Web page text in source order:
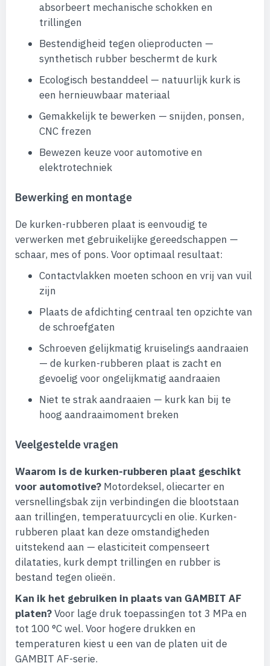
absorbeert mechanische schokken en
trillingen
Bestendigheid tegen olieproducten —
synthetisch rubber beschermt de kurk
Ecologisch bestanddeel — natuurlijk kurk is
een hernieuwbaar materiaal
Gemakkelijk te bewerken — snijden, ponsen,
CNC frezen
Bewezen keuze voor automotive en
elektrotechniek
Bewerking en montage
De kurken-rubberen plaat is eenvoudig te
verwerken met gebruikelijke gereedschappen —
schaar, mes of pons. Voor optimaal resultaat:
Contactvlakken moeten schoon en vrij van vuil
zijn
Plaats de afdichting centraal ten opzichte van
de schroefgaten
Schroeven gelijkmatig kruiselings aandraaien
— de kurken-rubberen plaat is zacht en
gevoelig voor ongelijkmatig aandraaien
Niet te strak aandraaien — kurk kan bij te
hoog aandraaimoment breken
Veelgestelde vragen
Waarom is de kurken-rubberen plaat geschikt
voor automotive? Motordeksel, oliecarter en
versnellingsbak zijn verbindingen die blootstaan
aan trillingen, temperatuurcycli en olie. Kurken-
rubberen plaat kan deze omstandigheden
uitstekend aan — elasticiteit compenseert
dilataties, kurk dempt trillingen en rubber is
bestand tegen olieën.
Kan ik het gebruiken in plaats van GAMBIT AF
platen?Voor lage druk toepassingen tot 3 MPa en
tot 100 °C wel. Voor hogere drukken en
temperaturen kiest u een van de platen uit de
GAMBIT AF-serie.